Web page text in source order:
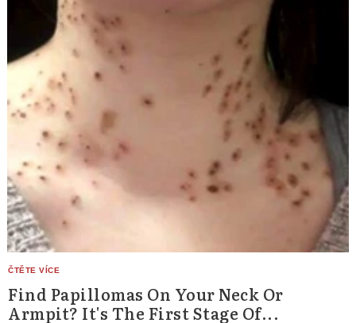
Find Papillomas On Your Neck Or
Armpit? It's The First Stage Of...